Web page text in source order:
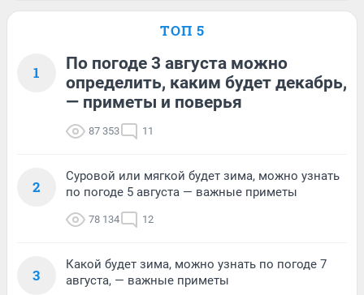
ТОП 5
1
По погоде 3 августа можно
определить, каким будет декабрь,
— приметы и поверья
87 353 11
2
Суровой или мягкой будет зима, можно узнать
по погоде 5 августа — важные приметы
78 134 12
3
Какой будет зима, можно узнать по погоде 7
августа, — важные приметы